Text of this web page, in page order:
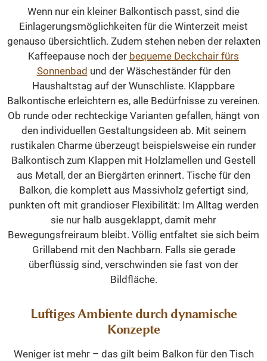
Wenn nur ein kleiner Balkontisch passt, sind die
Einlagerungsmöglichkeiten für die Winterzeit meist
genauso übersichtlich. Zudem stehen neben der relaxten
Kaffeepause noch der bequeme Deckchair fürs
Sonnenbad und der Wäscheständer für den
Haushaltstag auf der Wunschliste. Klappbare
Balkontische erleichtern es, alle Bedürfnisse zu vereinen.
Ob runde oder rechteckige Varianten gefallen, hängt von
den individuellen Gestaltungsideen ab. Mit seinem
rustikalen Charme überzeugt beispielsweise ein runder
Balkontisch zum Klappen mit Holzlamellen und Gestell
aus Metall, der an Biergärten erinnert. Tische für den
Balkon, die komplett aus Massivholz gefertigt sind,
punkten oft mit grandioser Flexibilität: Im Alltag werden
sie nur halb ausgeklappt, damit mehr
Bewegungsfreiraum bleibt. Völlig entfaltet sie sich beim
Grillabend mit den Nachbarn. Falls sie gerade
überflüssig sind, verschwinden sie fast von der
Bildfläche.
Luftiges Ambiente durch dynamische
Konzepte
Weniger ist mehr – das gilt beim Balkon für den Tisch